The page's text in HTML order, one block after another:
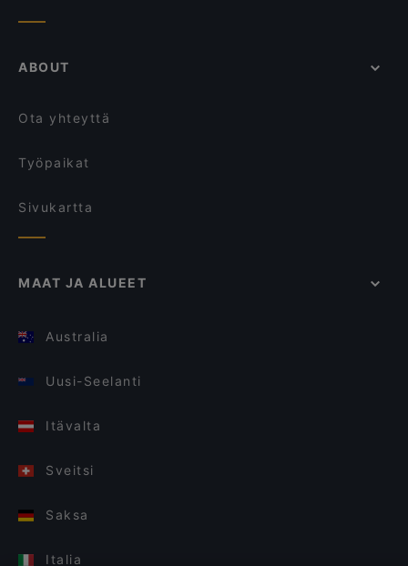
ABOUT
Ota yhteyttä
Työpaikat
Sivukartta
MAAT JA ALUEET
Australia
Uusi-Seelanti
Itävalta
Sveitsi
Saksa
Italia